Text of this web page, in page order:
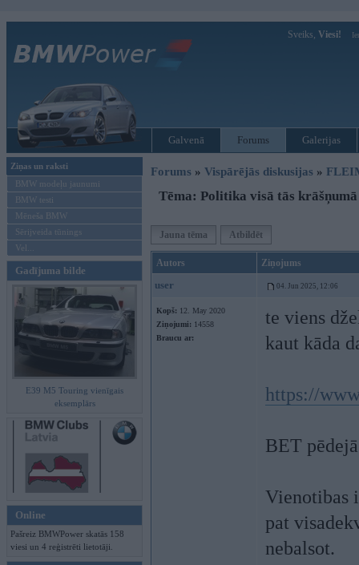
Sveiks, Viesi!
Galvenā Forums Galerijas
Ziņas un raksti
BMW modeļu jaunumi
BMW testi
Mēneša BMW
Sērijveida tūnings
Vel...
Gadījuma bilde
E39 M5 Touring vienīgais
eksemplārs
Online
Pašreiz BMWPower skatās 158
viesi un 4 reģistrēti lietotāji.
Forums » Vispārējās diskusijas »
Tēma: Politika visā tās krāšņumā
Jauna tēma Atbildēt
Autors Ziņojums
user 04. Jun 2025, 12:06
Kopš: 12. May 2020
Ziņojumi: 14558
Braucu ar:
te viens
kaut kāda
https://
BET
Vienotibas
pat
nebalsot.